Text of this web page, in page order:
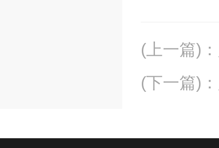
(上一篇) ：
(下一篇) ：